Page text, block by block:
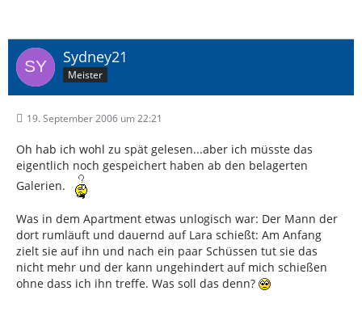
Sydney21
Meister
19. September 2006 um 22:21
Oh hab ich wohl zu spät gelesen...aber ich müsste das
eigentlich noch gespeichert haben ab den belagerten
Galerien.
Was in dem Apartment etwas unlogisch war: Der Mann der
dort rumläuft und dauernd auf Lara schießt: Am Anfang
zielt sie auf ihn und nach ein paar Schüssen tut sie das
nicht mehr und der kann ungehindert auf mich schießen
ohne dass ich ihn treffe. Was soll das denn?